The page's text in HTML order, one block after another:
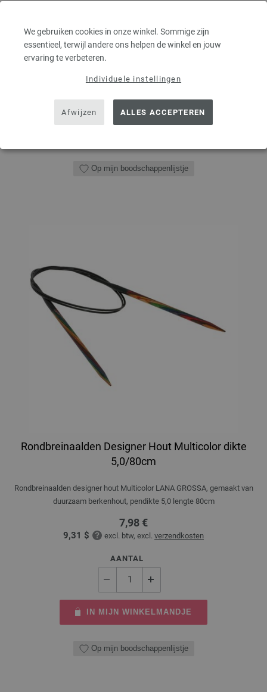
We gebruiken cookies in onze winkel. Sommige zijn
essentieel, terwijl andere ons helpen de winkel en jouw
ervaring te verbeteren.
Individuele instellingen
Afwijzen ALLES ACCEPTEREN
7,98 €
9,31 $
AANTAL
Op mijn boodschappenlijstje
Rondbreinaalden Designer Hout Multicolor dikte
5,0/80cm
Rondbreinaalden designer hout Multicolor LANA GROSSA, gemaakt van
duurzaam berkenhout, pendikte 5,0 lengte 80cm
7,98 €
9,31 $ excl. btw, excl. verzendkosten
AANTAL
IN MIJN WINKELMANDJE
Op mijn boodschappenlijstje